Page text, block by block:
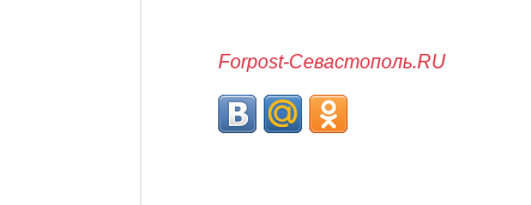
Forpost-Севастополь.RU